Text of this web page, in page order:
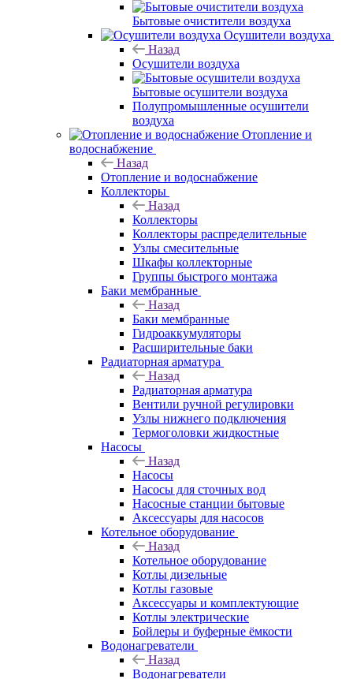
Бытовые очистители воздуха
Осушители воздуха
Назад
Осушители воздуха
Бытовые осушители воздуха
Полупромышленные осушители
воздуха
Отопление и
водоснабжение
Назад
Отопление и водоснабжение
Коллекторы
Назад
Коллекторы
Коллекторы распределительные
Узлы смесительные
Шкафы коллекторные
Группы быстрого монтажа
Баки мембранные
Назад
Баки мембранные
Гидроаккумуляторы
Расширительные баки
Радиаторная арматура
Назад
Радиаторная арматура
Вентили ручной регулировки
Узлы нижнего подключения
Термоголовки жидкостные
Насосы
Назад
Насосы
Насосы для сточных вод
Насосные станции бытовые
Аксессуары для насосов
Котельное оборудование
Назад
Котельное оборудование
Котлы дизельные
Котлы газовые
Аксессуары и комплектующие
Котлы электрические
Бойлеры и буферные ёмкости
Водонагреватели
Назад
Водонагреватели